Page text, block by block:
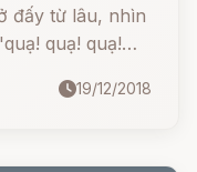
đấy từ lâu, nhìn
quạ! quạ!
hỏi nó đi đâu
19/12/2018